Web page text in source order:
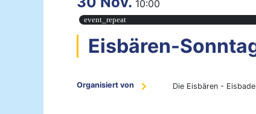
10:00
event_repeat
Eisbären-
Organisiert von Die Eisbären -